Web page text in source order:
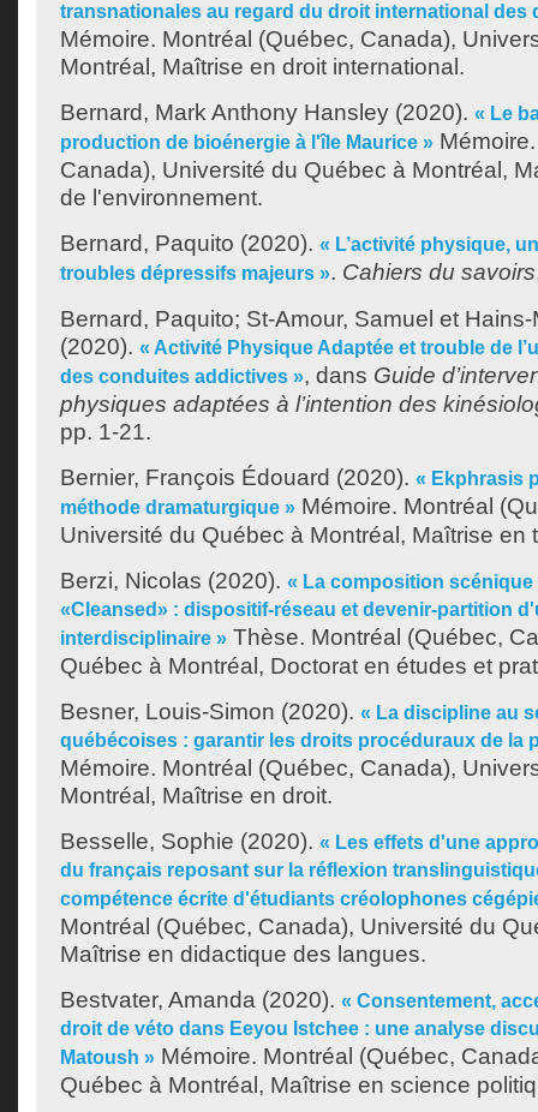
transnationales au regard du droit international des
Mémoire. Montréal (Québec, Canada),
Montréal, Maîtrise en droit international.
Bernard, Mark Anthony Hansley (2020). « Le
production de bioénergie à l'île Maurice »
Canada), Université du Québec à Montréal,
de l'environnement.
Bernard, Paquito (2020). « L’activité physique,
troubles dépressifs majeurs ». Cahiers du savoirs
Bernard, Paquito; St-Amour, Samuel et Hains-
(2020). « Activité Physique Adaptée et trouble de
des conduites addictives », dans Guide
physiques adaptées à l’intention des
pp. 1-21.
Bernier, François Édouard (2020). « Ekphrasis
méthode dramaturgique » Mémoire. Montréal
Université du Québec à Montréal, Maîtrise en
Berzi, Nicolas (2020). « La composition
«Cleansed» : dispositif-réseau et devenir-partition
interdisciplinaire » Thèse. Montréal (Québec,
Québec à Montréal, Doctorat en études et
Besner, Louis-Simon (2020). « La discipline au
québécoises : garantir les droits procéduraux de la
Mémoire. Montréal (Québec, Canada),
Montréal, Maîtrise en droit.
Besselle, Sophie (2020). « Les effets d'une
du français reposant sur la réflexion
compétence écrite d'étudiants créolophones
Montréal (Québec, Canada), Université du
Maîtrise en didactique des langues.
Bestvater, Amanda (2020). « Consentement,
droit de véto dans Eeyou Istchee : une analyse
Matoush » Mémoire. Montréal (Québec,
Québec à Montréal, Maîtrise en science